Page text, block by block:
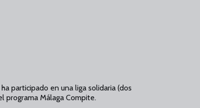
participado en una liga solidaria (dos
programa Málaga Compite.